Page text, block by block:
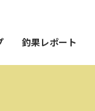
釣果レポート